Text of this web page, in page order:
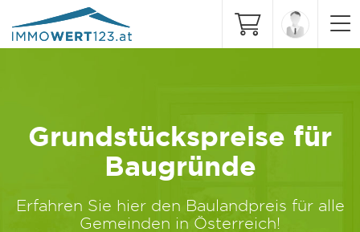
Grundstückspreise für
Baugründe
Erfahren Sie hier den Baulandpreis für alle
Gemeinden in Österreich!